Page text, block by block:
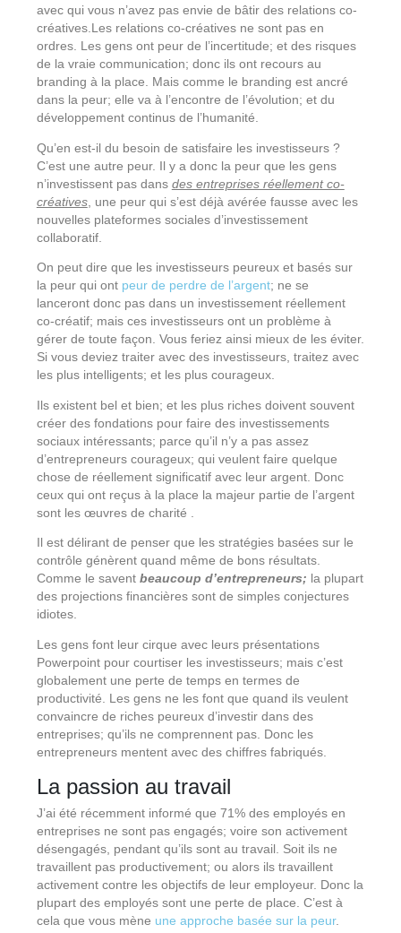
avec qui vous n’avez pas envie de bâtir des relations co-
créatives.Les relations co-créatives ne sont pas en
ordres. Les gens ont peur de l’incertitude; et des risques
de la vraie communication; donc ils ont recours au
branding à la place. Mais comme le branding est ancré
dans la peur; elle va à l’encontre de l’évolution; et du
développement continus de l’humanité.
Qu’en est-il du besoin de satisfaire les investisseurs ?
C’est une autre peur. Il y a donc la peur que les gens
n’investissent pas dans des entreprises réellement co-
créatives, une peur qui s’est déjà avérée fausse avec les
nouvelles plateformes sociales d’investissement
collaboratif.
On peut dire que les investisseurs peureux et basés sur
la peur qui ont peur de perdre de l’argent; ne se
lanceront donc pas dans un investissement réellement
co-créatif; mais ces investisseurs ont un problème à
gérer de toute façon. Vous feriez ainsi mieux de les éviter.
Si vous deviez traiter avec des investisseurs, traitez avec
les plus intelligents; et les plus courageux.
Ils existent bel et bien; et les plus riches doivent souvent
créer des fondations pour faire des investissements
sociaux intéressants; parce qu’il n’y a pas assez
d’entrepreneurs courageux; qui veulent faire quelque
chose de réellement significatif avec leur argent. Donc
ceux qui ont reçus à la place la majeur partie de l’argent
sont les œuvres de charité .
Il est délirant de penser que les stratégies basées sur le
contrôle génèrent quand même de bons résultats.
Comme le savent beaucoup d’entrepreneurs; la plupart
des projections financières sont de simples conjectures
idiotes.
Les gens font leur cirque avec leurs présentations
Powerpoint pour courtiser les investisseurs; mais c’est
globalement une perte de temps en termes de
productivité. Les gens ne les font que quand ils veulent
convaincre de riches peureux d’investir dans des
entreprises; qu’ils ne comprennent pas. Donc les
entrepreneurs mentent avec des chiffres fabriqués.
La passion au travail
J’ai été récemment informé que 71% des employés en
entreprises ne sont pas engagés; voire son activement
désengagés, pendant qu’ils sont au travail. Soit ils ne
travaillent pas productivement; ou alors ils travaillent
activement contre les objectifs de leur employeur. Donc la
plupart des employés sont une perte de place. C’est à
cela que vous mène une approche basée sur la peur.